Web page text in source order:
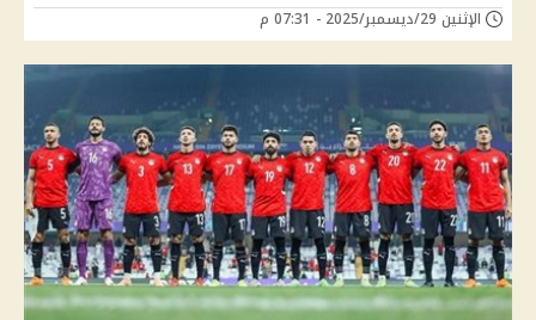
الإثنين 29/ديسمبر/2025 - 07:31 م